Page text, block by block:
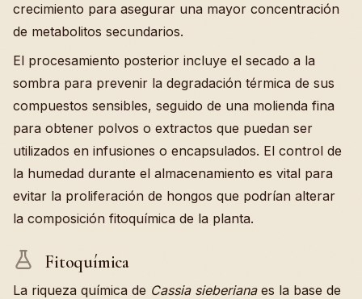
crecimiento para asegurar una mayor concentración
de metabolitos secundarios.
El procesamiento posterior incluye el secado a la
sombra para prevenir la degradación térmica de sus
compuestos sensibles, seguido de una molienda fina
para obtener polvos o extractos que puedan ser
utilizados en infusiones o encapsulados. El control de
la humedad durante el almacenamiento es vital para
evitar la proliferación de hongos que podrían alterar
la composición fitoquímica de la planta.
Fitoquímica
La riqueza química de Cassia sieberianaes la base de